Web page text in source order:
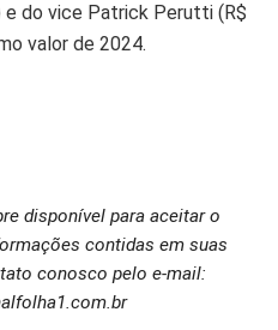
e do vice Patrick Perutti (R$
valor de 2024.
disponível para aceitar o
contidas em suas
conosco pelo e-mail: